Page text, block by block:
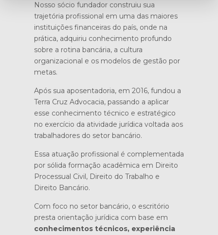
Nosso sócio fundador construiu sua
trajetória profissional em uma das maiores
instituições financeiras do país, onde na
prática, adquiriu conhecimento profundo
sobre a rotina bancária, a cultura
organizacional e os modelos de gestão por
metas.
Após sua aposentadoria, em 2016, fundou a
Terra Cruz Advocacia, passando a aplicar
esse conhecimento técnico e estratégico
no exercício da atividade jurídica voltada aos
trabalhadores do setor bancário.
Essa atuação profissional é complementada
por sólida formação acadêmica em Direito
Processual Civil, Direito do Trabalho e
Direito Bancário.
Com foco no setor bancário, o escritório
presta orientação jurídica com base em
conhecimentos técnicos, experiência